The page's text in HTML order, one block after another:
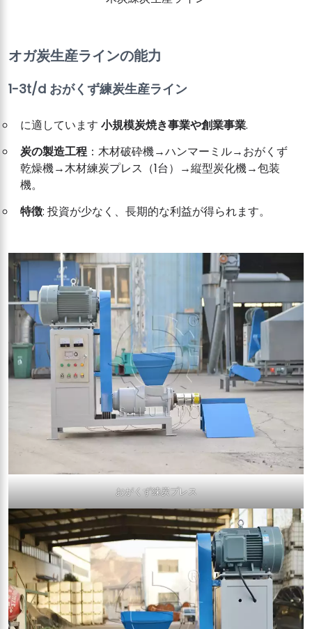
オガ炭生産ラインの能力
1-3t/d おがくず練炭生産ライン
に適しています 小規模炭焼き事業や創業事業.
炭の製造工程：木材破砕機→ハンマーミル→おがくず
乾燥機→木材練炭プレス（1台）→縦型炭化機→包装
機。
特徴: 投資が少なく、長期的な利益が得られます。
おがくず練炭プレス